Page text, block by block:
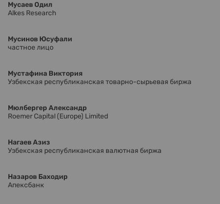
Мусаев Одил
Alkes Research
Мусинов Юсуфали
частное лицо
Мустафина Виктория
Узбекская республиканская товарно-сырьевая биржа
Мюлбергер Александр
Roemer Capital (Europe) Limited
Нагаев Азиз
Узбекская республиканская валютная биржа
Назаров Баходир
Апексбанк